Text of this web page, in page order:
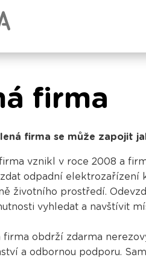
firma
firma se může zapojit
vznikl v roce 2008 a
odpadní elektrozařízení
životního prostředí.
vyhledat a navštívit
firma obdrží zdarma
a odbornou podporu.